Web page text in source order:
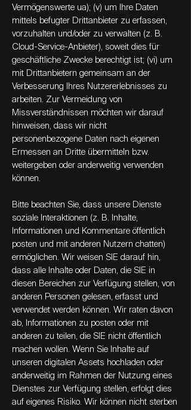
Vermögenswerte ua); (v) um Ihre Daten
mittels befugter Drittanbieter zu erfassen,
vorzuhalten und/oder zu verwalten (z. B.
Cloud-Service-Anbieter), soweit dies für
geschäftliche Zwecke berechtigt ist; (vi) um
mit Drittanbietern gemeinsam an der
Verbesserung Ihres Nutzererlebnisses zu
arbeiten. Zur Vermeidung von
Missverständnissen möchten wir darauf
hinweisen, dass wir nicht
personenbezogene Daten nach eigenen
Ermessen an Dritte übermitteln bzw.
weitergeben oder anderweitig verwenden
können.
Bitte beachten Sie, dass unsere Dienste
soziale Interaktionen (z. B. Inhalte,
Informationen und Kommentare öffentlich
posten und mit anderen Nutzern chatten)
ermöglichen. Wir weisen SIE darauf hin,
dass alle Inhalte oder Daten, die SIE in
diesen Bereichen zur Verfügung stellen, von
anderen Personen gelesen, erfasst und
verwendet werden können. Wir raten davon
ab, Informationen zu posten oder mit
anderen zu teilen, die SIE nicht öffentlich
machen wollen. Wenn Sie Inhalte auf
unseren digitalen Assets hochladen oder
anderweitig im Rahmen der Nutzung eines
Dienstes zur Verfügung stellen, erfolgt dies
auf eigenes Risiko. Wir können nicht sterben